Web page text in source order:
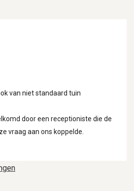
van niet standaard tuin
door een receptioniste die de
vraag aan ons koppelde.